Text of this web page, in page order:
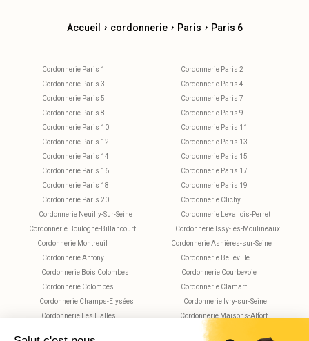
Accueil › cordonnerie › Paris › Paris 6
Cordonnerie Paris 1
Cordonnerie Paris 2
Cordonnerie Paris 3
Cordonnerie Paris 4
Cordonnerie Paris 5
Cordonnerie Paris 7
Cordonnerie Paris 8
Cordonnerie Paris 9
Cordonnerie Paris 10
Cordonnerie Paris 11
Cordonnerie Paris 12
Cordonnerie Paris 13
Cordonnerie Paris 14
Cordonnerie Paris 15
Cordonnerie Paris 16
Cordonnerie Paris 17
Cordonnerie Paris 18
Cordonnerie Paris 19
Cordonnerie Paris 20
Cordonnerie Clichy
Cordonnerie Neuilly-Sur-Seine
Cordonnerie Levallois-Perret
Cordonnerie Boulogne-Billancourt
Cordonnerie Issy-les-Moulineaux
Cordonnerie Montreuil
Cordonnerie Asnières-sur-Seine
Cordonnerie Antony
Cordonnerie Belleville
Cordonnerie Bois Colombes
Cordonnerie Courbevoie
Cordonnerie Colombes
Cordonnerie Clamart
Cordonnerie Champs-Elysées
Cordonnerie Ivry-sur-Seine
Cordonnerie Les Halles
Cordonnerie Maisons-Alfort
Cordonnerie Nanterre